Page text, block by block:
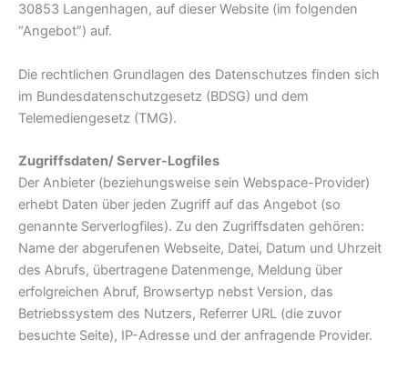
30853 Langenhagen, auf dieser Website (im folgenden
“Angebot”) auf.
Die rechtlichen Grundlagen des Datenschutzes finden sich
im Bundesdatenschutzgesetz (BDSG) und dem
Telemediengesetz (TMG).
Zugriffsdaten/ Server-Logfiles
Der Anbieter (beziehungsweise sein Webspace-Provider)
erhebt Daten über jeden Zugriff auf das Angebot (so
genannte Serverlogfiles). Zu den Zugriffsdaten gehören:
Name der abgerufenen Webseite, Datei, Datum und Uhrzeit
des Abrufs, übertragene Datenmenge, Meldung über
erfolgreichen Abruf, Browsertyp nebst Version, das
Betriebssystem des Nutzers, Referrer URL (die zuvor
besuchte Seite), IP-Adresse und der anfragende Provider.